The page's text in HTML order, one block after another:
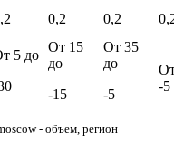
0,2 0,2
5 до
От 15
до
-15
От 35
до
-5
-5
- объем, регион